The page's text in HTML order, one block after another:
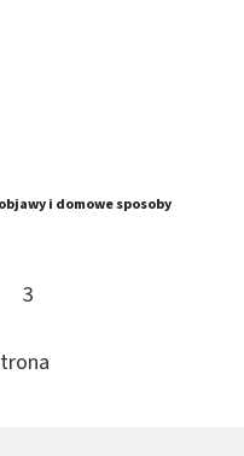
i domowe sposoby
3